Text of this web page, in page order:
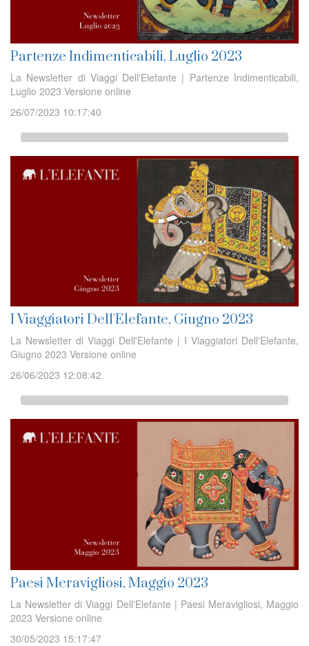
Partenze Indimenticabili, Luglio 2023
La Newsletter di Viaggi Dell'Elefante | Partenze Indimenticabili,
Luglio 2023 Versione online
26/07/2023 10:17:40
I Viaggiatori Dell'Elefante, Giugno 2023
La Newsletter di Viaggi Dell'Elefante | I Viaggiatori Dell'Elefante,
Giugno 2023 Versione online
26/06/2023 12:08:42
Paesi Meravigliosi, Maggio 2023
La Newsletter di Viaggi Dell'Elefante | Paesi Meravigliosi, Maggio
2023 Versione online
30/05/2023 15:17:47